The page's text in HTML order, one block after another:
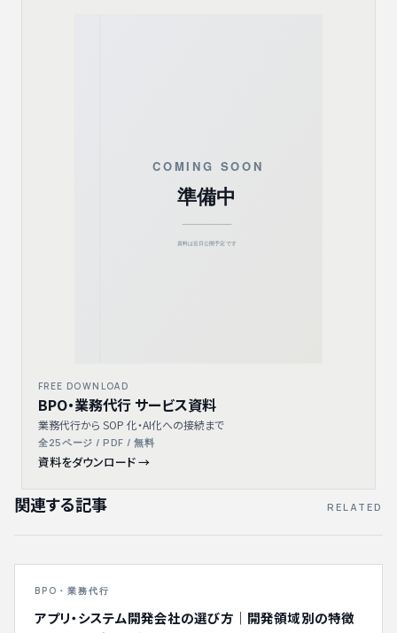
FREE DOWNLOAD
BPO・業務代行 サービス資料
業務代行から SOP 化・AI化への接続まで
全25ページ / PDF / 無料
資料をダウンロード →
関連する記事 RELATED
BPO・業務代行
アプリ・システム開発会社の選び方｜開発領域別の特徴